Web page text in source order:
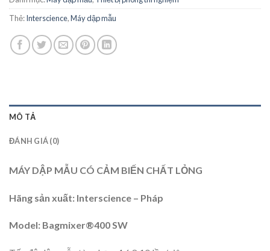
Thẻ:Interscience,Máy dập mẫu
MÔ TẢ
ĐÁNH GIÁ (0)
MÁY DẬP MẪU CÓ CẢM BIẾN CHẤT LỎNG
Hãng sản xuất: Interscience – Pháp
Model: Bagmixer®400 SW